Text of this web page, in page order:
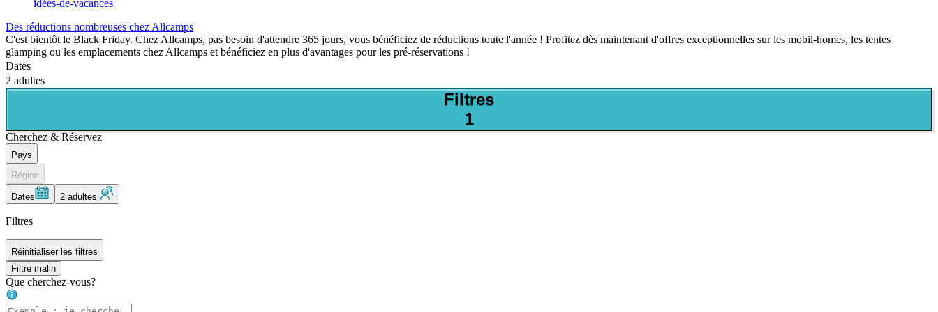
idées-de-vacances
Des réductions nombreuses chez Allcamps
C'est bientôt le Black Friday. Chez Allcamps, pas besoin d'attendre 365 jours, vous bénéficiez de réductions toute l'année ! Profitez dès maintenant d'offres exceptionnelles sur les mobil-homes, les tentes
glamping ou les emplacements chez Allcamps et bénéficiez en plus d'avantages pour les pré-réservations !
Dates
2 adultes
Filtres
1
Cherchez & Réservez
Pays
Région
Dates 2 adultes
Filtres
Réinitialiser les filtres
Filtre malin
Que cherchez-vous?